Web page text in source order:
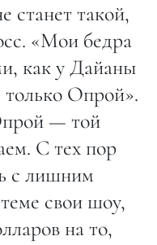
станет такой,
«Мои бедра
как у Дайаны
Опрой».
— той
С тех пор
с лишним
свои шоу,
на то,